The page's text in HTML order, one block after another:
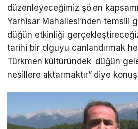
düzenleyeceğimiz şölen
Yarhisar Mahallesi’nden temsili
düğün etkinliği
tarihi bir olguyu canlandırmak
Türkmen kültüründeki düğün
nesillere aktarmaktır” diye